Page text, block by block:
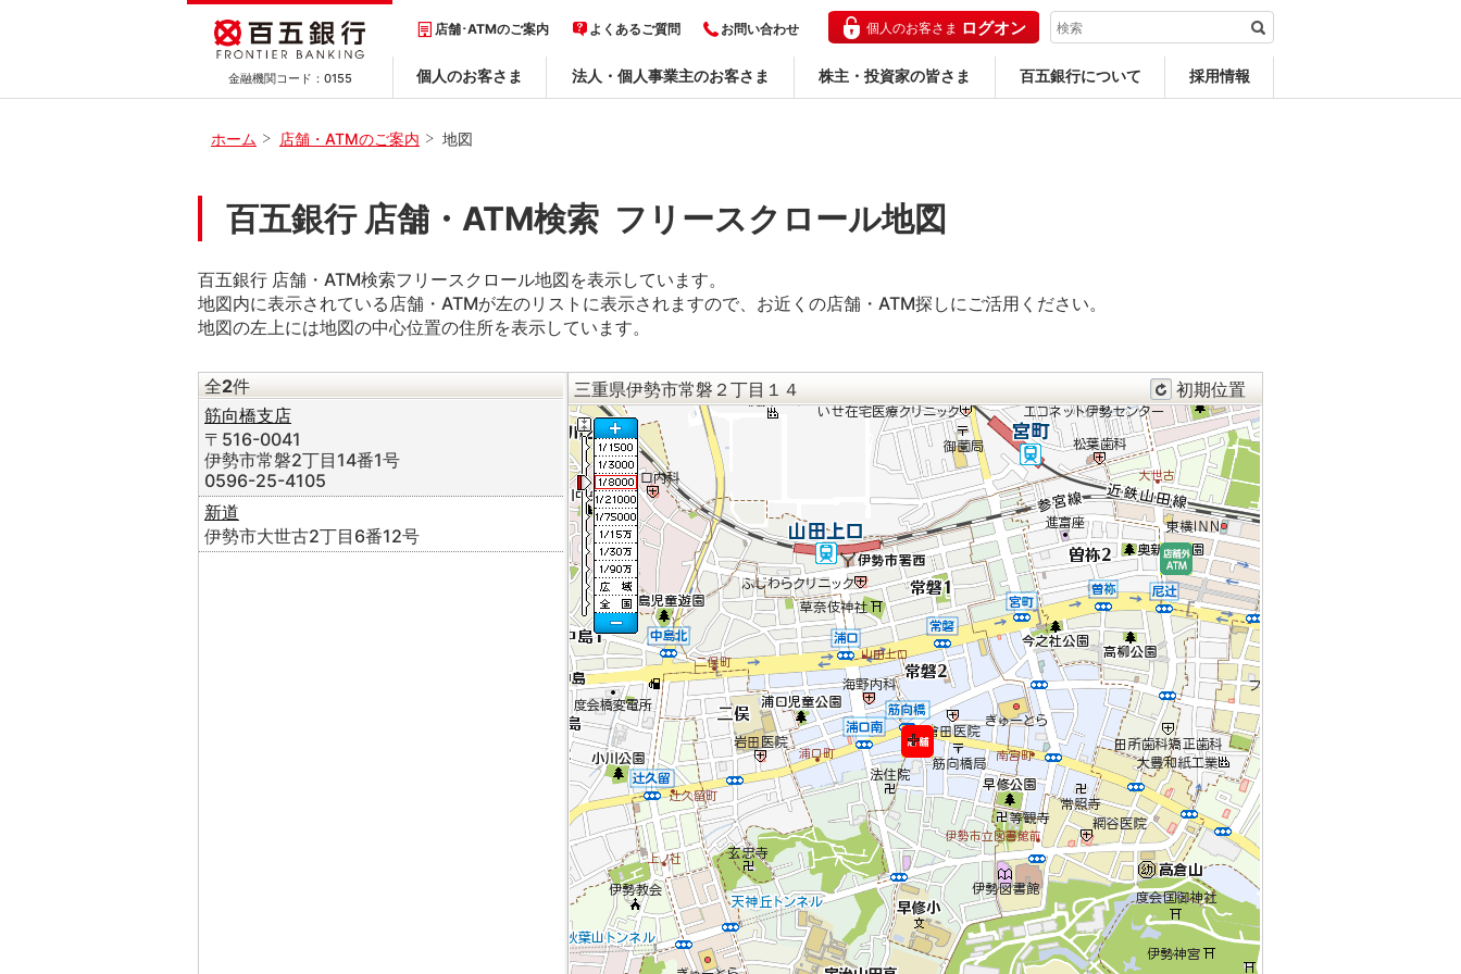
金融機関コード： 0155
店舗･ATMのご案内 よくあるご質問 お問い合わせ 個人のお客さま ログオン
個人のお客さま 法人・個人事業主のお客さま 株主・投資家の皆さま 百五銀行について 採用情報
ホーム 店舗・ATMのご案内 地図
百五銀行 店舗・ATM検索 フリースクロール地図
百五銀行 店舗・ATM検索フリースクロール地図を表示しています。
地図内に表示されている店舗・ATMが左のリストに表示されますので、お近くの店舗・ATM探しにご活用ください。
地図の左上には地図の中心位置の住所を表示しています。
全2件
筋向橋支店
〒516-0041
伊勢市常磐2丁目14番1号
0596-25-4105
新道
伊勢市大世古2丁目6番12号
三重県伊勢市常磐２丁目１４ 初期位置